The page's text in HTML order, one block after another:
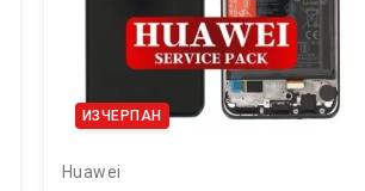
ИЗЧЕРПАН
Huawei